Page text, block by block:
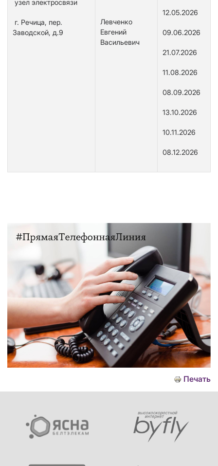
узел электросвязи
г. Речица, пер.
Заводской, д.9
Левченко
Евгений
Васильевич
12.05.2026
09.06.2026
21.07.2026
11.08.2026
08.09.2026
13.10.2026
10.11.2026
08.12.2026
Печать